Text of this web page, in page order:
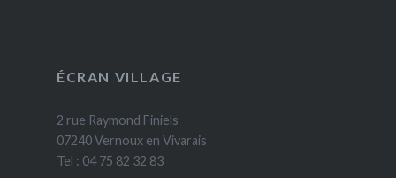
ÉCRAN VILLAGE
2 rue Raymond Finiels
07240 Vernoux en Vivarais
Tel : 04 75 82 32 83